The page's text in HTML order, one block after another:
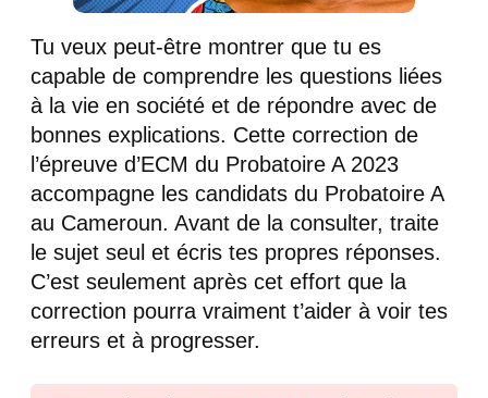
Tu veux peut-être montrer que tu es
capable de comprendre les questions liées
à la vie en société et de répondre avec de
bonnes explications. Cette correction de
l’épreuve d’ECM du Probatoire A 2023
accompagne les candidats du Probatoire A
au Cameroun. Avant de la consulter, traite
le sujet seul et écris tes propres réponses.
C’est seulement après cet effort que la
correction pourra vraiment t’aider à voir tes
erreurs et à progresser.